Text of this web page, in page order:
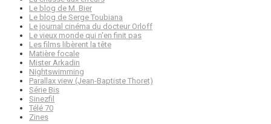
Le blog de M. Bier
Le blog de Serge Toubiana
Le journal cinéma du docteur Orloff
Le vieux monde qui n'en finit pas
Les films libèrent la tête
Matière focale
Mister Arkadin
Nightswimming
Parallax view (Jean-Baptiste Thoret)
Série Bis
Sinezfil
Télé 70
Zines